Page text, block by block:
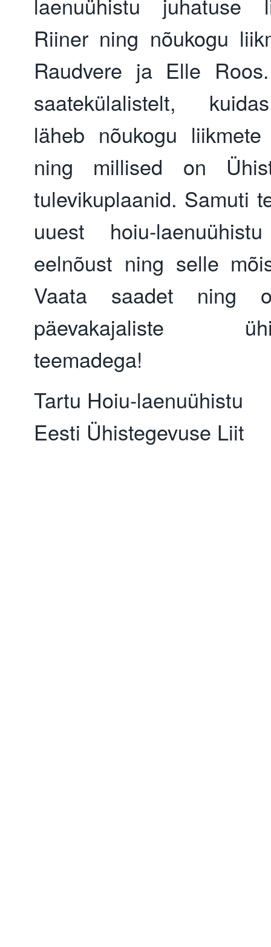
Riiner ning nõukogu
Raudvere ja Elle
saatekülalistelt,
läheb nõukogu
ning millised on
tulevikuplaanid. Samuti
uuest hoiu-
eelnõust ning selle
Vaata saadet ning
päevakajaliste
teemadega!
Tartu Hoiu-laenuühistu
Eesti Ühistegevuse Liit